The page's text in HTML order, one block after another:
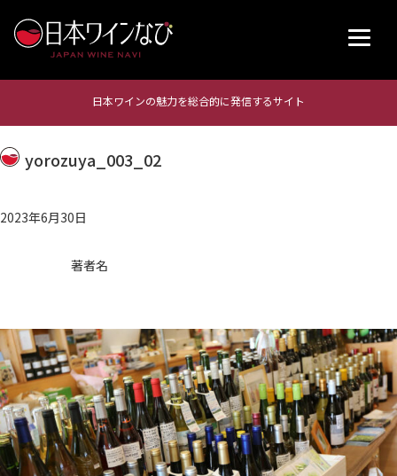
日本ワインの魅力を総合的に発信するサイト
yorozuya_003_02
2023年6月30日
著者名